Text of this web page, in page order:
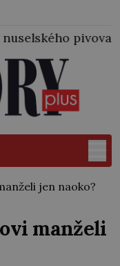
a stal se tak
jen naoko?
manželi